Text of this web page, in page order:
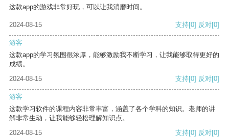
这款app的游戏非常好玩，可以让我消磨时间。
2024-08-15 支持[0] 反对[0]
游客
这款app的学习氛围很浓厚，能够激励我不断学习，让我能够取得更好的
成绩。
2024-08-15
支持[0] 反对[0]
游客
这款学习软件的课程内容非常丰富，涵盖了各个学科的知识。老师的讲
解非常生动，让我能够轻松理解知识点。
2024-08-15
支持[0] 反对[0]